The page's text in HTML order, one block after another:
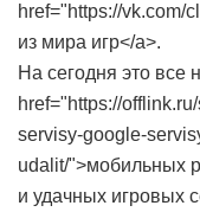
href="https://vk.com/
из мира игр</a>.
На сегодня это все
href="https://
servisy-google-
udalit/">мобильных
и удачных игровых